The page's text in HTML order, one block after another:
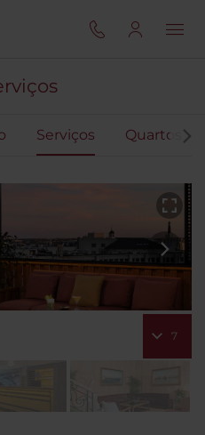
Serviços Quartos
7